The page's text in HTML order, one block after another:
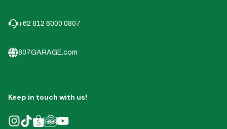
+62 812 6000 0807
807GARAGE.com
Keep in touch with us!